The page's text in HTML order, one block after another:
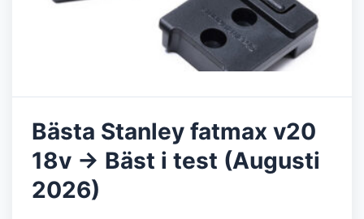
Bästa Stanley fatmax v20
18v → Bäst i test (Augusti
2026)